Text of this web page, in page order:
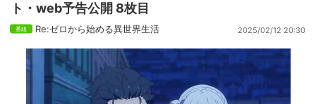
ト・web予告公開 8枚目
Re:ゼロから始める異世界生活 2025/02/12 20:30